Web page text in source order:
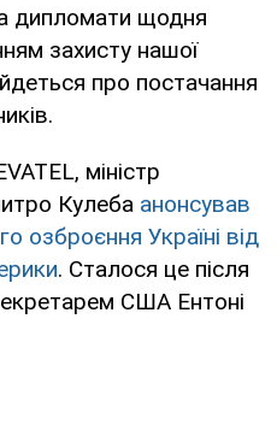
дипломати щодня
захисту нашої
про постачання
міністр
Кулеба анонсував
озброєння Україні від
. Сталося це після
США Ентоні